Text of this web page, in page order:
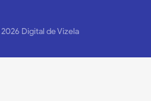
2026 Digital de Vizela